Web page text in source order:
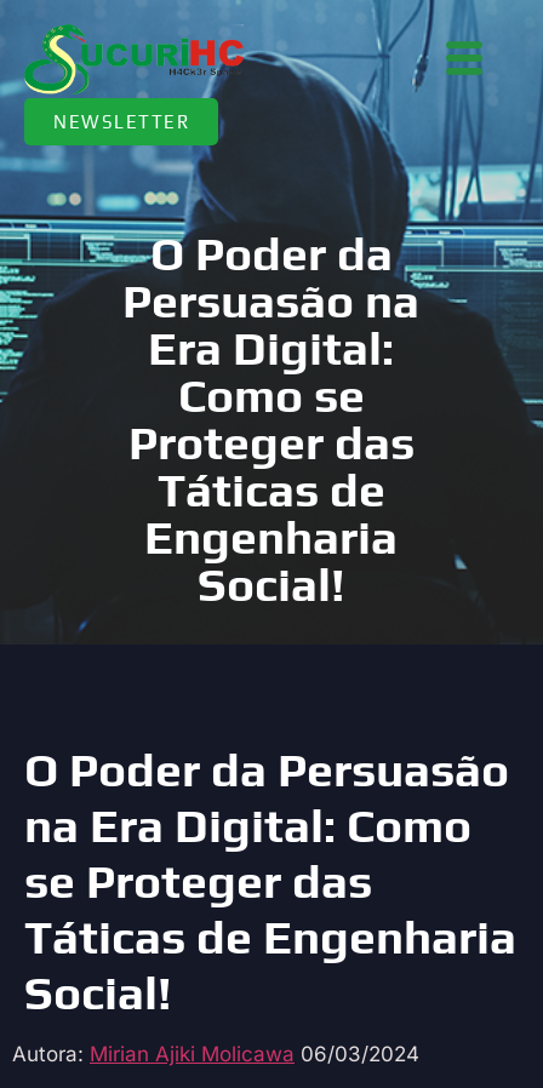
NEWSLETTER
O Poder da
Persuasão na
Era Digital:
Como se
Proteger das
Táticas de
Engenharia
Social!
O Poder da Persuasão
na Era Digital: Como
se Proteger das
Táticas de Engenharia
Social!
Autora: Mirian Ajiki Molicawa 06/03/2024